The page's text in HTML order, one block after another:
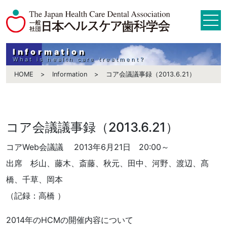
Information
What is health care treatment?
HOME Information コア会議議事録（2013.6.21）
コア会議議事録（2013.6.21）
コアWeb会議議 2013年6月21日 20:00～
出席 杉山、藤木、斎藤、秋元、田中、河野、渡辺、髙
橋、千草、岡本
（記録：高橋 ）
2014年のHCMの開催内容について